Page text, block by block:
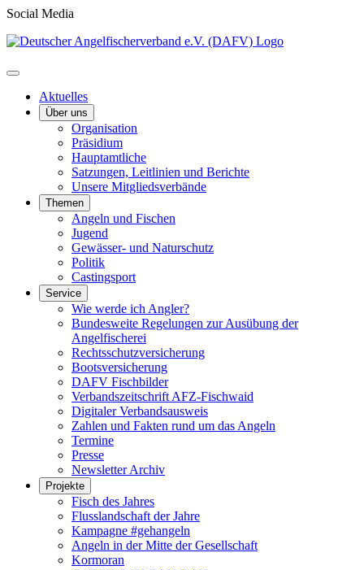
Social Media
Aktuelles
Über uns
Organisation
Präsidium
Hauptamtliche
Satzungen, Leitlinien und Berichte
Unsere Mitgliedsverbände
Themen
Angeln und Fischen
Jugend
Gewässer- und Naturschutz
Politik
Castingsport
Service
Wie werde ich Angler?
Bundesweite Regelungen zur Ausübung der
Angelfischerei
Rechtsschutzversicherung
Bootsversicherung
DAFV Fischbilder
Verbandszeitschrift AFZ-Fischwaid
Digitaler Verbandsausweis
Zahlen und Fakten rund um das Angeln
Termine
Presse
Newsletter Archiv
Projekte
Fisch des Jahres
Flusslandschaft der Jahre
Kampagne #gehangeln
Angeln in der Mitte der Gesellschaft
Kormoran